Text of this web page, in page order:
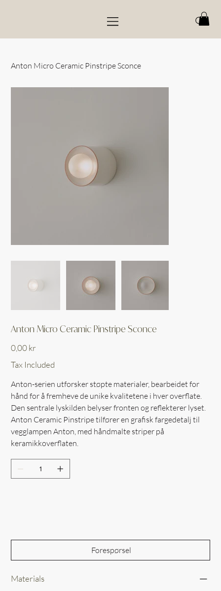
Anton Micro Ceramic Pinstripe Sconce
Anton Micro Ceramic Pinstripe Sconce
0,00 kr
Tax Included
Anton-serien utforsker støpte materialer, bearbeidet for
hånd for å fremheve de unike kvalitetene i hver overflate.
Den sentrale lyskilden belyser fronten og reflekterer lyset.
Anton Ceramic Pinstripe tilfører en grafisk fargedetalj til
vegglampen Anton, med håndmalte striper på
keramikkoverflaten.
Forespørsel
Materials